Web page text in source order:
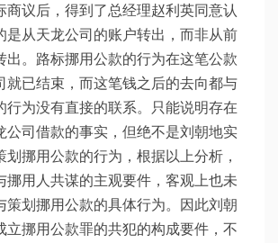
商议后，得到了总经理赵利英同意认
是从天龙公司的账户转出，而非从前
出。路标挪用公款的行为在这笔公款
就已结束，而这笔钱之后的去向都与
行为没有直接的联系。只能说明存在
公司借款的事实，但绝不是刘朝地实
划挪用公款的行为，根据以上分析，
挪用人共谋的主观要件，客观上也未
策划挪用公款的具体行为。因此刘朝
立挪用公款罪的共犯的构成要件，不